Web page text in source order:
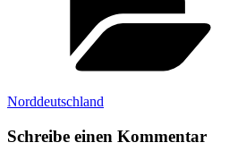
Norddeutschland
Schreibe einen Kommentar